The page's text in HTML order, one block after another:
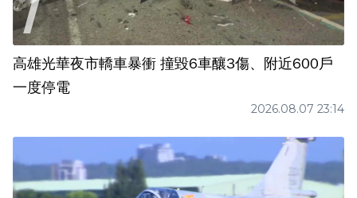
高雄光華夜市轎車暴衝 撞毀6車釀3傷、附近600戶
一度停電
2026.08.07 23:14